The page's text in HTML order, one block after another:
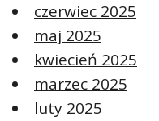
czerwiec 2025
maj 2025
kwiecień 2025
marzec 2025
luty 2025